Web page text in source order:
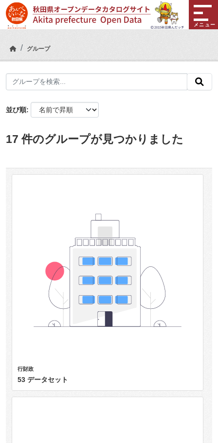
Skip to main content
メニュー
グループ
並び順
17 件のグループが見つかりました
行財政
53 データセット